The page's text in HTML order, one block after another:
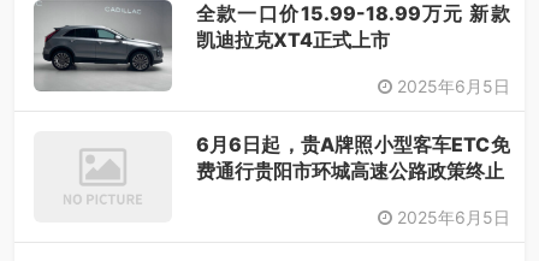
全款一口价15.99-18.99万元 新款
凯迪拉克XT4正式上市
2025年6月5日
6月6日起，贵A牌照小型客车ETC免
费通行贵阳市环城高速公路政策终止
2025年6月5日